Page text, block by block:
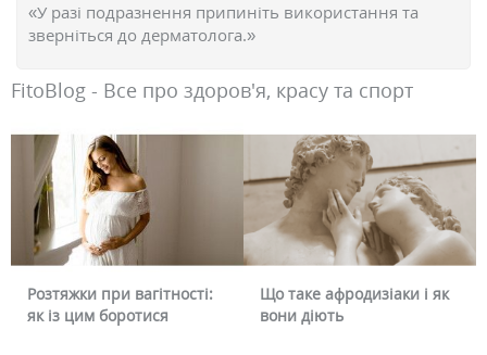
«У разі подразнення припиніть використання та
зверніться до дерматолога.»
FitoBlog - Все про здоров'я, красу та спорт
Розтяжки при вагітності:
як із цим боротися
Що таке афродизіаки і як
вони діють